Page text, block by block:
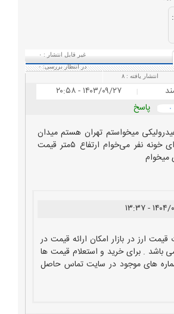
غیر قابل انتشار : ۰
در انتظار بررسی:۰
انتشار یافته :۸
| ۱۴۰۳/۰۹/۲۷ - ۲۰:۵۸
۰
پاسخ
هیدرولیکی میخواستم تهران هستم میدان
فردوسی بالابر برای خونه نفر می‌خوام ارتفاع ۵متر قیمت
میخوام
- ۱۳:۳۷
ارز در بازار امکان ارائه قیمت در
باشد . برای خرید و استعلام قیمت ها
های موجود در سایت تماس حاصل